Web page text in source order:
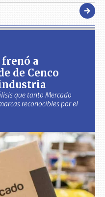
a
de Cenco
que tanto Mercado
reconocibles por el